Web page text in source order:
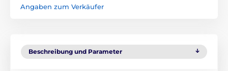
Angaben zum Verkäufer
Beschreibung und Parameter